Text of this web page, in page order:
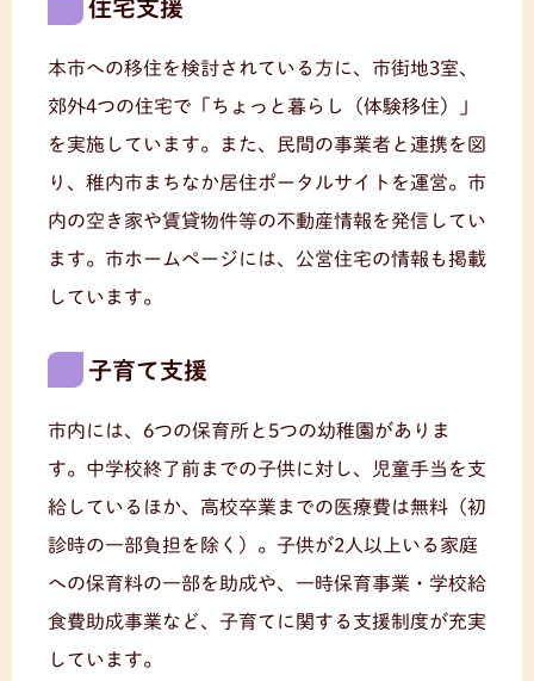
住宅支援
本市への移住を検討されている方に、市街地3室、
郊外4つの住宅で「ちょっと暮らし（体験移住）」
を実施しています。また、民間の事業者と連携を図
り、稚内市まちなか居住ポータルサイトを運営。市
内の空き家や賃貸物件等の不動産情報を発信してい
ます。市ホームページには、公営住宅の情報も掲載
しています。
子育て支援
市内には、6つの保育所と5つの幼稚園がありま
す。中学校終了前までの子供に対し、児童手当を支
給しているほか、高校卒業までの医療費は無料（初
診時の一部負担を除く）。子供が2人以上いる家庭
への保育料の一部を助成や、一時保育事業・学校給
食費助成事業など、子育てに関する支援制度が充実
しています。